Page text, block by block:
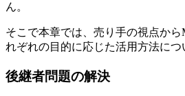
ん。
そこで本章では、売り手の視点か
れぞれの目的に応じた活用方法につ
後継者問題の解決